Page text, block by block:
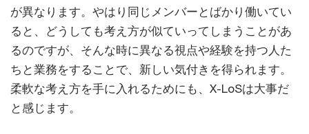
が異なります。やはり同じメンバーとばかり働いてい
ると、どうしても考え方が似ていってしまうことがあ
るのですが、そんな時に異なる視点や経験を持つ人た
ちと業務をすることで、新しい気付きを得られます。
柔軟な考え方を手に入れるためにも、X-LoSは大事だ
と感じます。